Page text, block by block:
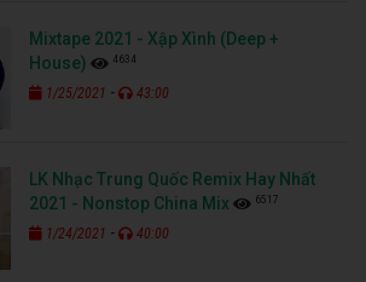
Mixtape 2021 - Xập Xình (Deep +
House)
4634
1/25/2021 - 43:00
LK Nhạc Trung Quốc Remix Hay Nhất
2021 - Nonstop China Mix
6517
1/24/2021 - 40:00